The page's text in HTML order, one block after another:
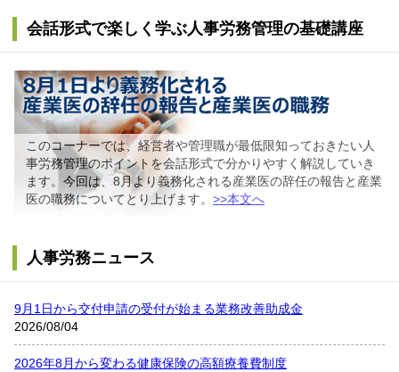
会話形式で楽しく学ぶ人事労務管理の基礎講座
このコーナーでは、経営者や管理職が最低限知っておきたい人
事労務管理のポイントを会話形式で分かりやすく解説していき
ます。今回は、8月より義務化される産業医の辞任の報告と産業
医の職務についてとり上げます。 >>本文へ
人事労務ニュース
9月1日から交付申請の受付が始まる業務改善助成金
2026/08/04
2026年8月から変わる健康保険の高額療養費制度